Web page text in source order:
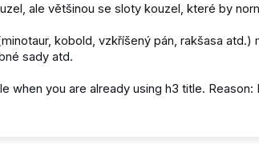
ale většinou se sloty kouzel, které by
kobold, vzkříšený pán, rakšasa atd.)
sady atd.
when you are already using h3 title.